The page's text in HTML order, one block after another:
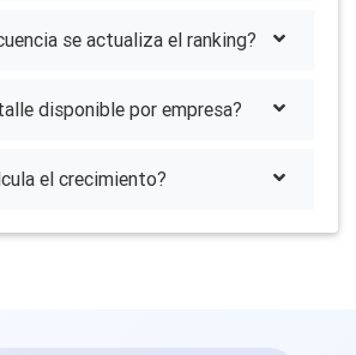
se actualiza el ranking?
disponible por empresa?
el crecimiento?